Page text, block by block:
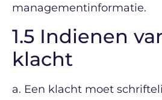
managementinformatie.
1.5 Indienen
klacht
a. Een klacht moet